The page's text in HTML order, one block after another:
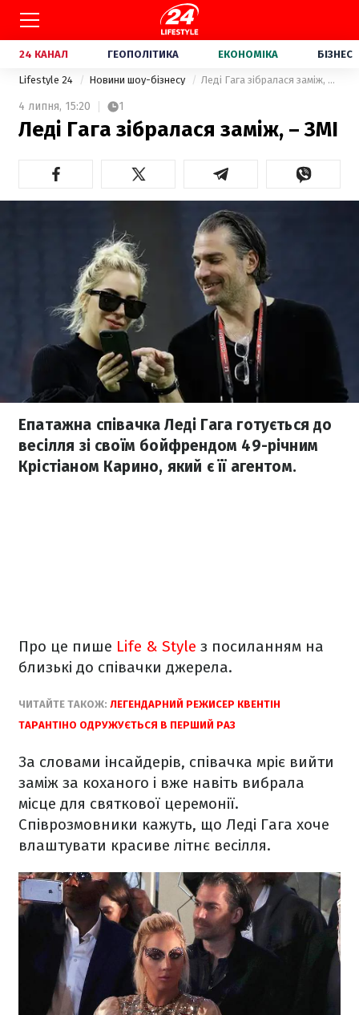
24 КАНАЛ ГЕОПОЛІТИКА ЕКОНОМІКА БІЗНЕС
Lifestyle 24 Новини шоу-бізнесу Леді Гага зібралася заміж, – ЗМІ
4 липня, 15:20 1
Леді Гага зібралася заміж, – ЗМІ
Епатажна співачка Леді Гага готується до
весілля зі своїм бойфрендом 49-річним
Крістіаном Карино, який є її агентом.
Про це пише Life & Style з посиланням на
близькі до співачки джерела.
ЧИТАЙТЕ ТАКОЖ: ЛЕГЕНДАРНИЙ РЕЖИСЕР КВЕНТІН
ТАРАНТІНО ОДРУЖУЄТЬСЯ В ПЕРШИЙ РАЗ
За словами інсайдерів, співачка мріє вийти
заміж за коханого і вже навіть вибрала
місце для святкової церемонії.
Співрозмовники кажуть, що Леді Гага хоче
влаштувати красиве літнє весілля.